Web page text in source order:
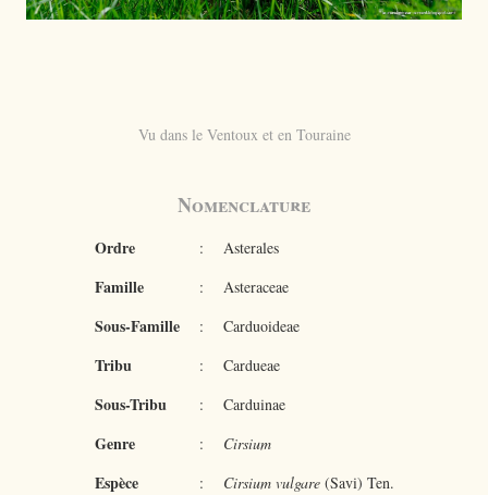
Vu dans le Ventoux et en Touraine
Nomenclature
Ordre : Asterales
Famille : Asteraceae
Sous-Famille : Carduoideae
Tribu : Cardueae
Sous-Tribu : Carduinae
Genre : Cirsium
Espèce : Cirsium vulgare(Savi) Ten.